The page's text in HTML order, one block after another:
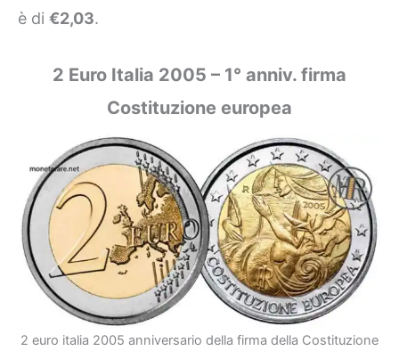
è di €2,03.
2 Euro Italia 2005 – 1° anniv. firma
Costituzione europea
2 euro italia 2005 anniversario della firma della Costituzione